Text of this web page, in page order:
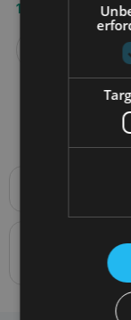
18,80
Details zur
Vorschriften: